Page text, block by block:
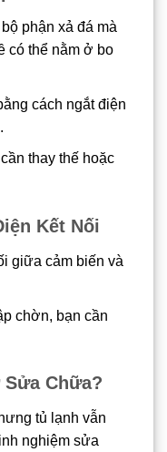
phận xả đá mà
có thể nằm ở bo
cách ngắt điện
thay thế hoặc
Kết Nối
giữa cảm biến và
chờn, bạn cần
Chữa?
tủ lạnh vẫn
nghiệm sửa